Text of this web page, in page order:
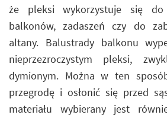
że pleksi wykorzystuje się do
balkonów, zadaszeń czy do
altany. Balustrady balkonu
nieprzezroczystym pleksi,
dymionym. Można w ten
przegrodę i osłonić się przed
materiału wybierany jest